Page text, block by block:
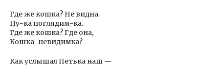
Где же кошка? Не видна.
Ну-ка поглядим-ка.
Где же кошка? Где она,
Кошка-невидимка?
Как услышал Петька наш —